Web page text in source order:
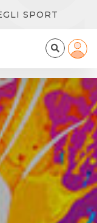
SPORT